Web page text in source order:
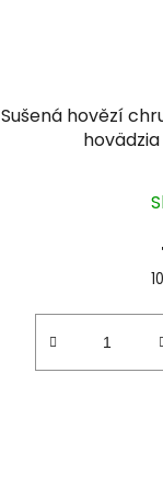
Sušená hovězí